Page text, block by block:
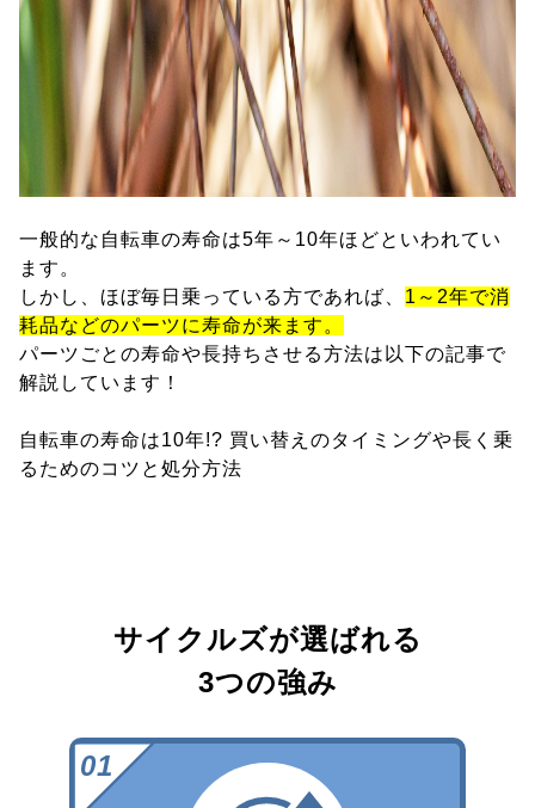
一般的な自転車の寿命は5年～10年ほどといわれてい
ます。
しかし、ほぼ毎日乗っている方であれば、 1～2年で消
耗品などのパーツに寿命が来ます。
パーツごとの寿命や長持ちさせる方法は以下の記事で
解説しています！
自転車の寿命は10年!? 買い替えのタイミングや長く乗
るためのコツと処分方法
サイクルズが選ばれる
3つの強み